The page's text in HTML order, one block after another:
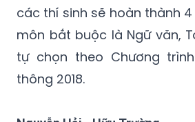
các thí sinh sẽ hoàn thành
môn bắt buộc là Ngữ văn,
tự chọn theo Chương
thông 2018.